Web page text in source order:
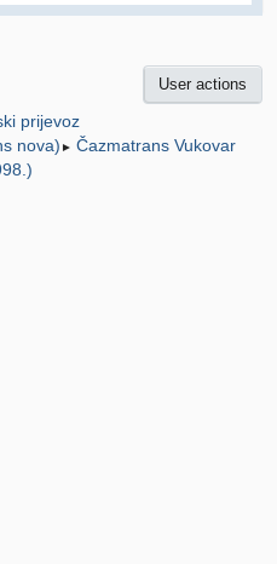
User actions
prijevoz
nova) ► Čazmatrans Vukovar